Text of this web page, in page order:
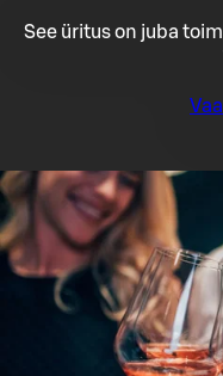
See üritus on juba